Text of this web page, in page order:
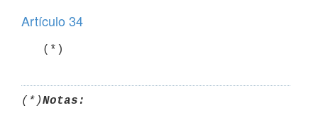
Artículo 34
   (*)
(*)Notas: